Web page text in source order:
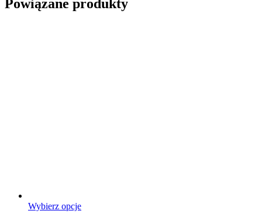
Powiązane produkty
Wybierz opcjeTen